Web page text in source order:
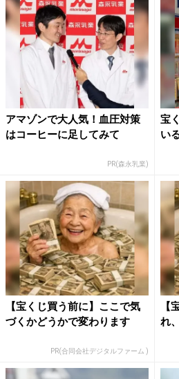
アマゾンで大人気！血圧対策
はコーヒーに足してみて
PR(森永乳業)
宝
い
【宝くじ買う前に】ここで気
づくかどうかで変わります
PR(合同会社デジタルファーム )
【
れ